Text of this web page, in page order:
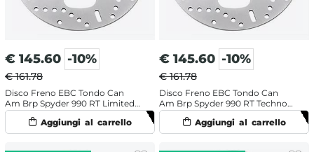
€ 145.60 -10%
€ 161.78
Disco Freno EBC Tondo Can
Am Brp Spyder 990 RT Limited
(2011-2014) Anteriore
€ 145.60 -10%
€ 161.78
Disco Freno EBC Tondo Can
Am Brp Spyder 990 RT Techno
(2010-2012) Anteriore